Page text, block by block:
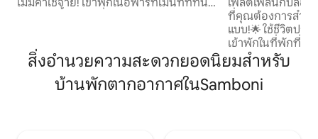
ยอดเยี่ยม และ Wi-Fi ความเร็วสูง 📍 ใกล้กับ
ทุกอย่าง: 5 นาทีโดยรถยนต์จากศูนย์กลาง
ประวัติศาสตร์ ปาร์เกกัลดาส และโซนารอซา
ที่คุณต้องการสำห
แบบ!🌟 ใช้ชีวิตประสบการณ์ที่ดีที่สุดในการ
เข้าพักในที่พักที่สะ
อำนวยความสะดว
พร้อมอุปกรณ์ครบ
ราย เครื่องปั่น ตู้เ
สิ่งอำนวยความสะดวกยอดนิยมสำหรับ
บ้านพักตากอากาศในSamboni